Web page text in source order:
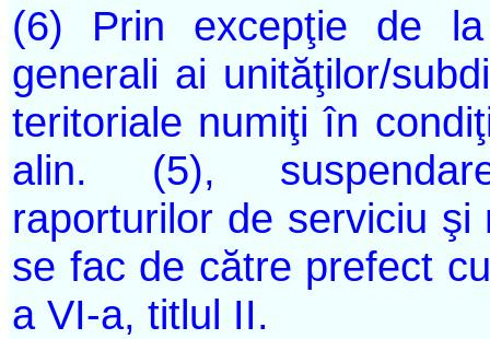
(6) Prin excepţie de la
generali ai unităţilor/
teritoriale numiţi în
alin. (5),
raporturilor de serviciu
se fac de către prefect
a VI-a, titlul II.